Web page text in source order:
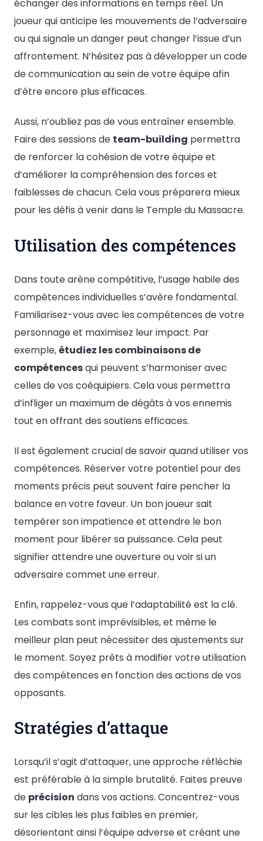
échanger des informations en temps réel. Un
joueur qui anticipe les mouvements de l’adversaire
ou qui signale un danger peut changer l’issue d’un
affrontement. N’hésitez pas à développer un code
de communication au sein de votre équipe afin
d’être encore plus efficaces.
Aussi, n’oubliez pas de vous entraîner ensemble.
Faire des sessions de team-building permettra
de renforcer la cohésion de votre équipe et
d’améliorer la compréhension des forces et
faiblesses de chacun. Cela vous préparera mieux
pour les défis à venir dans le Temple du Massacre.
Utilisation des compétences
Dans toute arène compétitive, l’usage habile des
compétences individuelles s’avère fondamental.
Familiarisez-vous avec les compétences de votre
personnage et maximisez leur impact. Par
exemple,étudiez les combinaisons de
compétencesqui peuvent s’harmoniser avec
celles de vos coéquipiers. Cela vous permettra
d’infliger un maximum de dégâts à vos ennemis
tout en offrant des soutiens efficaces.
Il est également crucial de savoir quand utiliser vos
compétences. Réserver votre potentiel pour des
moments précis peut souvent faire pencher la
balance en votre faveur. Un bon joueur sait
tempérer son impatience et attendre le bon
moment pour libérer sa puissance. Cela peut
signifier attendre une ouverture ou voir si un
adversaire commet une erreur.
Enfin, rappelez-vous que l’adaptabilité est la clé.
Les combats sont imprévisibles, et même le
meilleur plan peut nécessiter des ajustements sur
le moment. Soyez prêts à modifier votre utilisation
des compétences en fonction des actions de vos
opposants.
Stratégies d’attaque
Lorsqu’il s’agit d’attaquer, une approche réfléchie
est préférable à la simple brutalité. Faites preuve
de précision dans vos actions. Concentrez-vous
sur les cibles les plus faibles en premier,
désorientant ainsi l’équipe adverse et créant une